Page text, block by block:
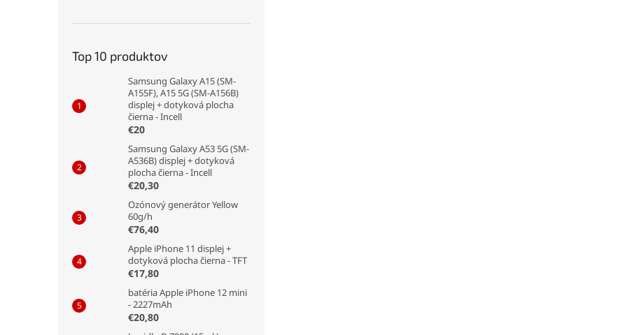
Top 10 produktov
Samsung Galaxy A15 (SM-
A155F), A15 5G (SM-A156B)
displej + dotyková plocha
čierna - Incell
€20
Samsung Galaxy A53 5G (SM-
A536B) displej + dotyková
plocha čierna - Incell
€20,30
Ozónový generátor Yellow
60g/h
€76,40
Apple iPhone 11 displej +
dotyková plocha čierna - TFT
€17,80
batéria Apple iPhone 12 mini
- 2227mAh
€20,80